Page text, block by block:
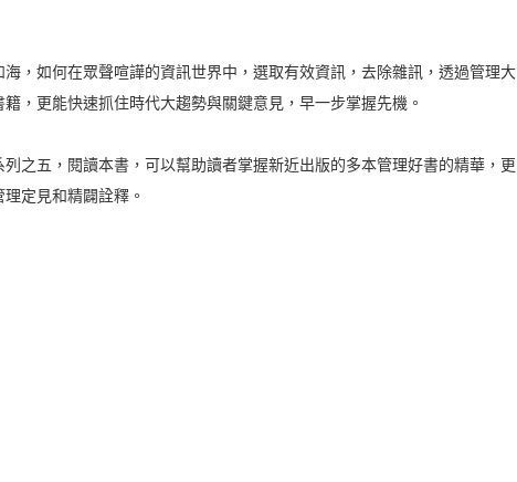
如何在眾聲喧譁的資訊世界中，選取有效資訊，去除雜訊，透過管理大
，更能快速抓住時代大趨勢與關鍵意見，早一步掌握先機。
五，閱讀本書，可以幫助讀者掌握新近出版的多本管理好書的精華，更
定見和精闢詮釋。